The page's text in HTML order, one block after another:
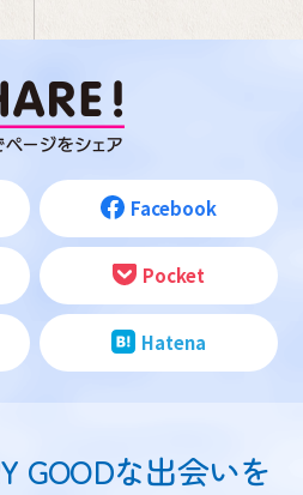
Facebook
Pocket
Hatena
GOODな出会いを